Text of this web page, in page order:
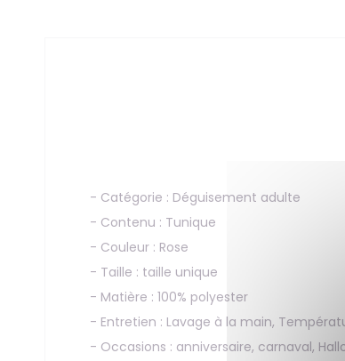
- Catégorie : Déguisement adulte
- Contenu : Tunique
- Couleur : Rose
- Taille : taille unique
- Matière : 100% polyester
- Entretien : Lavage à la main,
- Occasions : anniversaire, carnaval,